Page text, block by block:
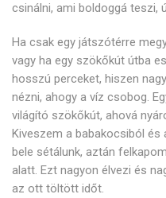
csinálni, ami boldoggá teszi,
Ha csak egy játszótérre
vagy ha egy szökőkút útba
hosszú perceket, hiszen
nézni, ahogy a víz csobog.
világító szökőkút, ahová
Kiveszem a babakocsiból és
bele sétálunk, aztán
alatt. Ezt nagyon élvezi és
az ott töltött időt.